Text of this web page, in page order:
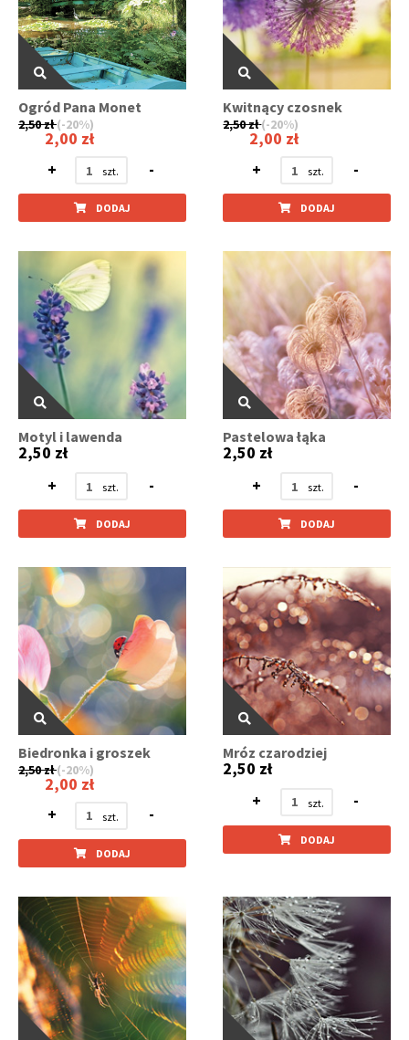
Ogród Pana Monet
2,50 zł (-20%)
2,00 zł
+
-
DODAJ
Kwitnący czosnek
2,50 zł(-20%)
2,00 zł
+
-
DODAJ
Motyl i lawenda
2,50 zł
+
-
DODAJ
Pastelowa łąka
2,50 zł
+
-
DODAJ
Biedronka i groszek
2,50 zł (-20%)
2,00 zł
+
-
DODAJ
Mróz czarodziej
2,50 zł
+
-
DODAJ